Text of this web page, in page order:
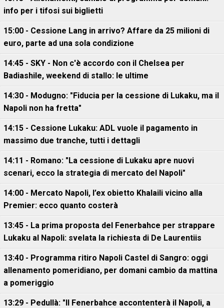
info per i tifosi sui biglietti
15:00 - Cessione Lang in arrivo? Affare da 25 milioni di
euro, parte ad una sola condizione
14:45 - SKY - Non c'è accordo con il Chelsea per
Badiashile, weekend di stallo: le ultime
14:30 - Modugno: "Fiducia per la cessione di Lukaku, ma il
Napoli non ha fretta"
14:15 - Cessione Lukaku: ADL vuole il pagamento in
massimo due tranche, tutti i dettagli
14:11 - Romano: "La cessione di Lukaku apre nuovi
scenari, ecco la strategia di mercato del Napoli"
14:00 - Mercato Napoli, l’ex obietto Khalaili vicino alla
Premier: ecco quanto costerà
13:45 - La prima proposta del Fenerbahce per strappare
Lukaku al Napoli: svelata la richiesta di De Laurentiis
13:40 - Programma ritiro Napoli Castel di Sangro: oggi
allenamento pomeridiano, per domani cambio da mattina
a pomeriggio
13:29 - Pedullà: "Il Fenerbahce accontenterà il Napoli, a